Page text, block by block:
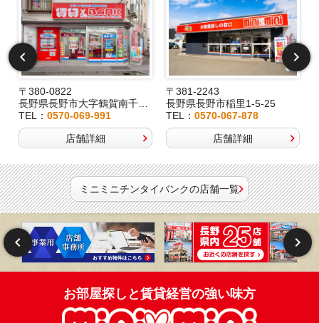
〒380-0822
長野県長野市大字鶴賀南千歳町826
TEL： 0570-069-991
店舗詳細
〒381-2243
長野県長野市稲里1-5-25
TEL：0570-067-878
店舗詳細
ミニミニチンタイバンクの店舗一覧
お部屋探しと賃貸経営の強い味方